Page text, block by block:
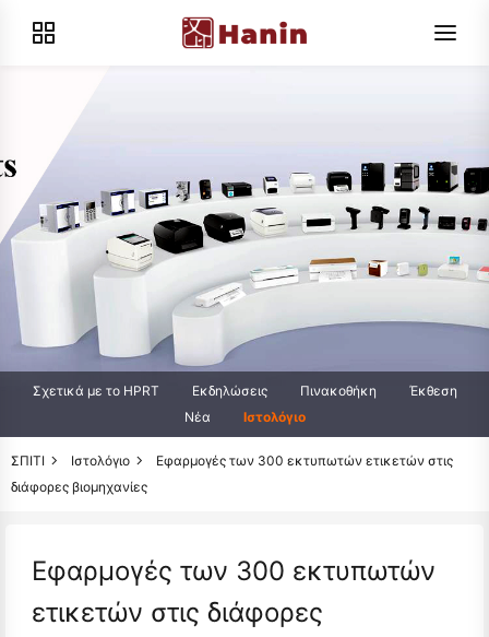
Σχετικά με το HPRT Εκδηλώσεις Πινακοθήκη
Έκθεση
Νέα
Ιστολόγιο
ΣΠΙΤΙ Ιστολόγιο
Εφαρμογές των 300 εκτυπωτών ετικετών στις
διάφορες βιομηχανίες
Εφαρμογές των 300 εκτυπωτών
ετικετών στις διάφορες